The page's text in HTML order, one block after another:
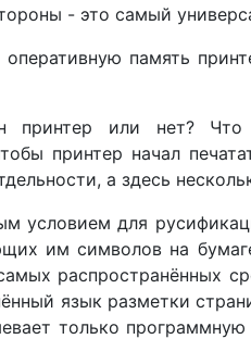
- это самый
оперативную память
принтер или нет? Что
принтер начал
а здесь
условием для
им символов на
распространённых
язык разметки
только